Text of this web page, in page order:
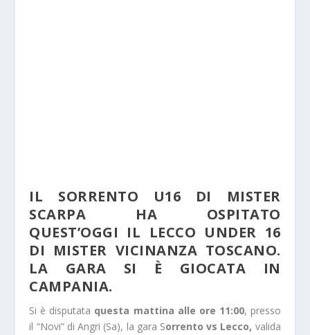
IL SORRENTO U16 DI MISTER
SCARPA HA OSPITATO
QUEST’OGGI IL LECCO UNDER 16
DI MISTER VICINANZA TOSCANO.
LA GARA SI È GIOCATA IN
CAMPANIA.
Si è disputata questa mattina alle ore 11:00, presso
il “Novi” di Angri (Sa), la gara Sorrento vs Lecco, valida